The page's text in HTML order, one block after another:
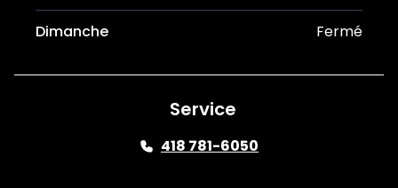
Dimanche Fermé
Service
418 781-6050